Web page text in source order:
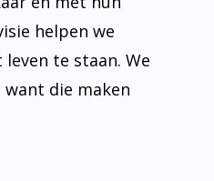
helpen we
te staan. We
die maken